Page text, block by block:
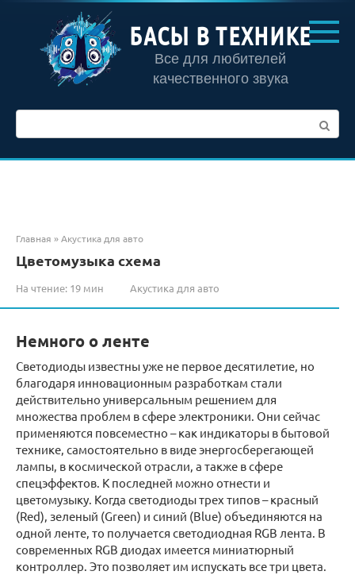
контенту
БАСЫ В ТЕХНИКЕ
Все для любителей
качественного звука
Главная »Акустика для авто
Цветомузыка схема
На чтение: 19 мин Акустика для авто
Немного о ленте
Светодиоды известны уже не первое десятилетие, но
благодаря инновационным разработкам стали
действительно универсальным решением для
множества проблем в сфере электроники. Они сейчас
применяются повсеместно – как индикаторы в бытовой
технике, самостоятельно в виде энергосберегающей
лампы, в космической отрасли, а также в сфере
спецэффектов. К последней можно отнести и
цветомузыку. Когда светодиоды трех типов – красный
(Red), зеленый (Green) и синий (Blue) объединяются на
одной ленте, то получается светодиодная RGB лента. В
современных RGB диодах имеется миниатюрный
контроллер. Это позволяет им испускать все три цвета.